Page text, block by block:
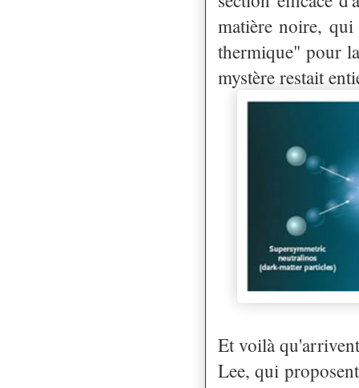
matière noire,
thermique" pour
mystère restait
Et voilà
Lee, qui